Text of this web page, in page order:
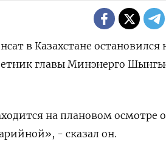
в Казахстане остановился
главы Минэнерго
на плановом осмотре
- сказал он.